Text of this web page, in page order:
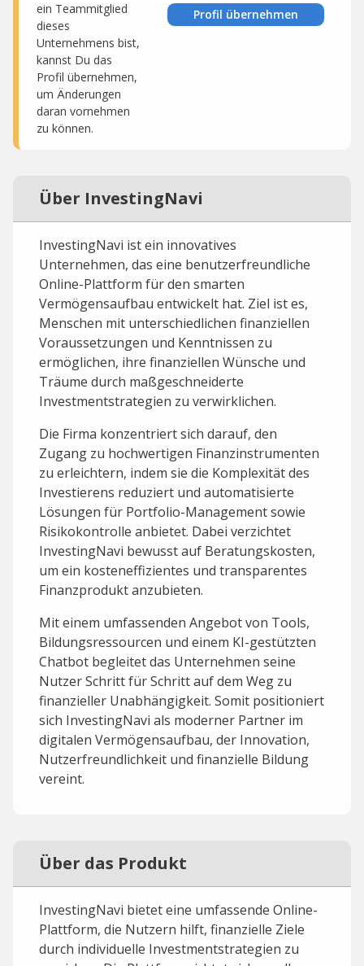
ein Teammitglied
dieses
Unternehmens bist,
kannst Du das
Profil übernehmen,
um Änderungen
daran vornehmen
zu können.
Profil übernehmen
Über InvestingNavi
InvestingNavi ist ein innovatives
Unternehmen, das eine benutzerfreundliche
Online-Plattform für den smarten
Vermögensaufbau entwickelt hat. Ziel ist es,
Menschen mit unterschiedlichen finanziellen
Voraussetzungen und Kenntnissen zu
ermöglichen, ihre finanziellen Wünsche und
Träume durch maßgeschneiderte
Investmentstrategien zu verwirklichen.
Die Firma konzentriert sich darauf, den
Zugang zu hochwertigen Finanzinstrumenten
zu erleichtern, indem sie die Komplexität des
Investierens reduziert und automatisierte
Lösungen für Portfolio-Management sowie
Risikokontrolle anbietet. Dabei verzichtet
InvestingNavi bewusst auf Beratungskosten,
um ein kosteneffizientes und transparentes
Finanzprodukt anzubieten.
Mit einem umfassenden Angebot von Tools,
Bildungsressourcen und einem KI-gestützten
Chatbot begleitet das Unternehmen seine
Nutzer Schritt für Schritt auf dem Weg zu
finanzieller Unabhängigkeit. Somit positioniert
sich InvestingNavi als moderner Partner im
digitalen Vermögensaufbau, der Innovation,
Nutzerfreundlichkeit und finanzielle Bildung
vereint.
Über das Produkt
InvestingNavi bietet eine umfassende Online-
Plattform, die Nutzern hilft, finanzielle Ziele
durch individuelle Investmentstrategien zu